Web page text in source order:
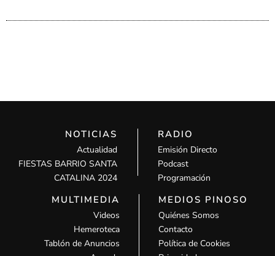
NOTICIAS
Actualidad
FIESTAS BARRIO SANTA
CATALINA 2024
RADIO
Emisión Directo
Podcast
Programación
MULTIMEDIA
Videos
Hemeroteca
Tablón de Anuncios
MEDIOS PINOSO
Quiénes Somos
Contacto
Política de Cookies